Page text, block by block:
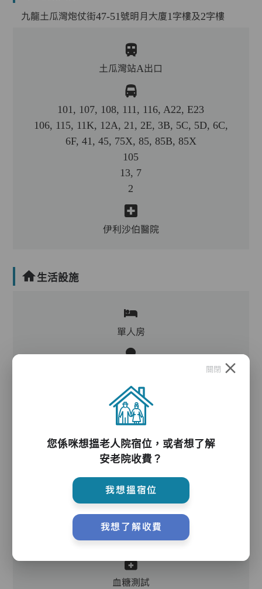
九龍土瓜灣炮仗街47-51號明月大廈1字樓及2字樓
土瓜灣站A出口
101, 107, 108, 111, 116, A22, E23
106, 115, 11K, 12A, 21, 2E, 3B, 5C, 5D, 6C,
6F, 41, 45, 75X, 85, 85B, 85X
105
13, 7
2
伊利沙伯醫院
生活設施
單人房
到診醫生
護理評估、執藥、核派藥、量度生命表徵、協助沐
浴、餵飯、換尿片
血糖測試
關閉
您係咪想搵老人院宿位，或者想了解
安老院收費？
我想搵宿位
我想了解收費